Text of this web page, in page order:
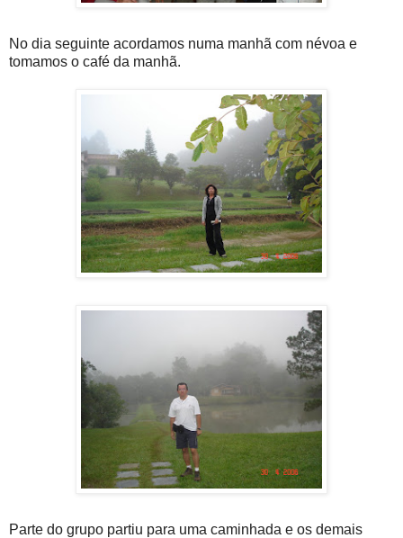
No dia seguinte acordamos numa manhã com névoa e
tomamos o café da manhã.
Parte do grupo partiu para uma caminhada e os demais